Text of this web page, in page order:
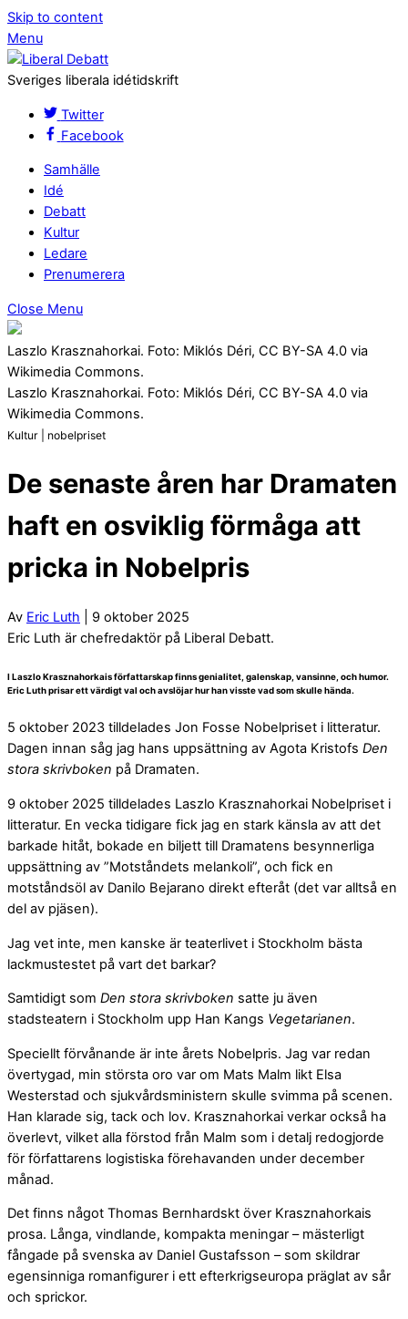
Skip to content
Menu
Sveriges liberala idétidskrift
Twitter
Facebook
Samhälle
Idé
Debatt
Kultur
Ledare
Prenumerera
Close Menu
Laszlo Krasznahorkai. Foto: Miklós Déri, CC BY-SA 4.0 via
Wikimedia Commons.
Laszlo Krasznahorkai. Foto: Miklós Déri, CC BY-SA 4.0 via
Wikimedia Commons.
Kultur | nobelpriset
De senaste åren har Dramaten
haft en osviklig förmåga att
pricka in Nobelpris
Av Eric Luth | 9 oktober 2025
Eric Luth är chefredaktör på Liberal Debatt.
I Laszlo Krasznahorkais författarskap finns genialitet, galenskap, vansinne, och humor.
Eric Luth prisar ett värdigt val och avslöjar hur han visste vad som skulle hända.
5 oktober 2023 tilldelades Jon Fosse Nobelpriset i litteratur.
Dagen innan såg jag hans uppsättning av Agota Kristofs Den
stora skrivboken på Dramaten.
9 oktober 2025 tilldelades Laszlo Krasznahorkai Nobelpriset i
litteratur. En vecka tidigare fick jag en stark känsla av att det
barkade hitåt, bokade en biljett till Dramatens besynnerliga
uppsättning av ”Motståndets melankoli”, och fick en
motståndsöl av Danilo Bejarano direkt efteråt (det var alltså en
del av pjäsen).
Jag vet inte, men kanske är teaterlivet i Stockholm bästa
lackmustestet på vart det barkar?
Samtidigt som Den stora skrivboken satte ju även
stadsteatern i Stockholm upp Han Kangs Vegetarianen.
Speciellt förvånande är inte årets Nobelpris. Jag var redan
övertygad, min största oro var om Mats Malm likt Elsa
Westerstad och sjukvårdsministern skulle svimma på scenen.
Han klarade sig, tack och lov. Krasznahorkai verkar också ha
överlevt, vilket alla förstod från Malm som i detalj redogjorde
för författarens logistiska förehavanden under december
månad.
Det finns något Thomas Bernhardskt över Krasznahorkais
prosa. Långa, vindlande, kompakta meningar – mästerligt
fångade på svenska av Daniel Gustafsson – som skildrar
egensinniga romanfigurer i ett efterkrigseuropa präglat av sår
och sprickor.